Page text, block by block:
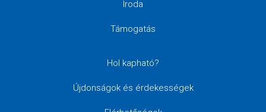
Iroda
Támogatás
Hol kapható?
Újdonságok és érdekességek